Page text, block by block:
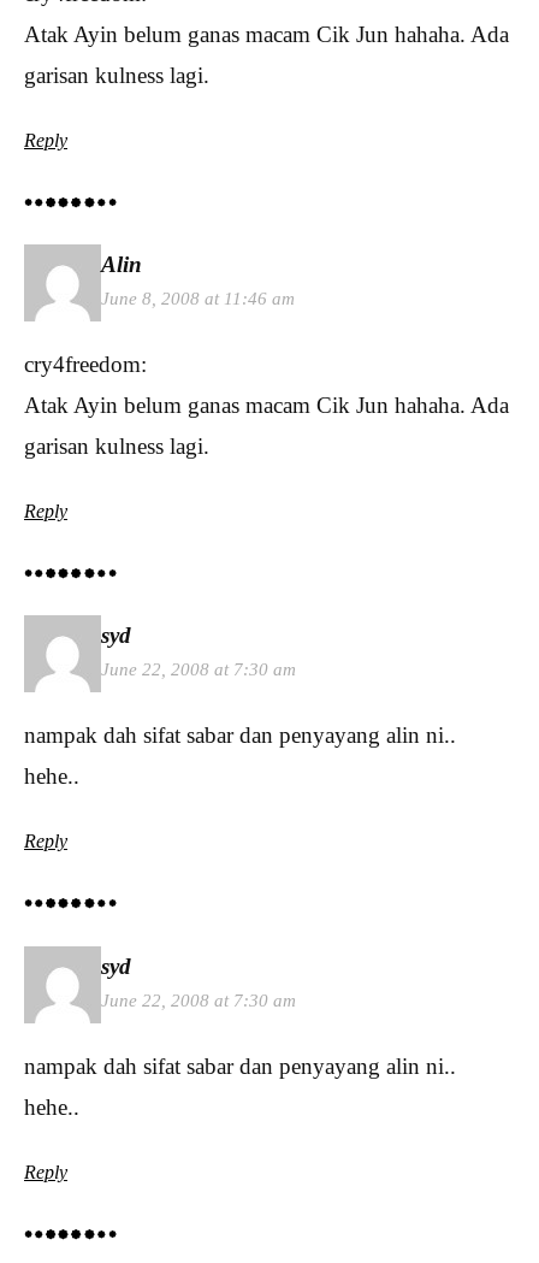
Atak Ayin belum ganas macam Cik Jun hahaha. Ada
garisan kulness lagi.
Reply
Alin
June 8, 2008 at 11:46 am
cry4freedom:
Atak Ayin belum ganas macam Cik Jun hahaha. Ada
garisan kulness lagi.
Reply
syd
June 22, 2008 at 7:30 am
nampak dah sifat sabar dan penyayang alin ni..
hehe..
Reply
syd
June 22, 2008 at 7:30 am
nampak dah sifat sabar dan penyayang alin ni..
hehe..
Reply